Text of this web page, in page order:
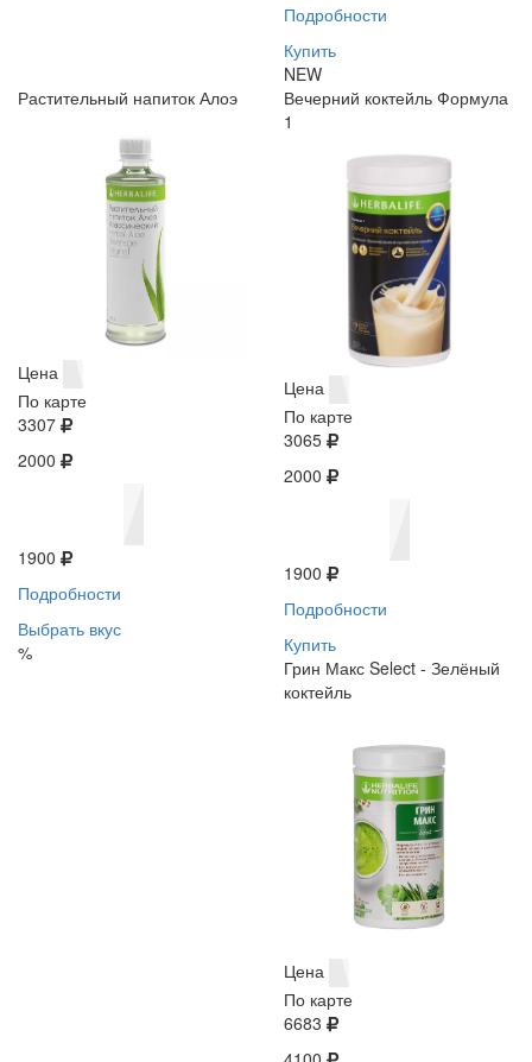
Подробности
Купить
NEW
Растительный напиток Алоэ
Цена
По карте
3307
2000
1900
Подробности
Выбрать вкус
%
Вечерний коктейль Формула
1
Цена
По карте
3065
2000
1900
Подробности
Купить
Грин Макс Select - Зелёный
коктейль
Цена
По карте
6683